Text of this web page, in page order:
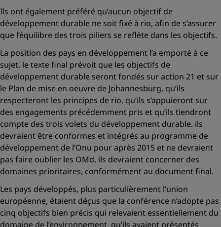
Ils ont également préféré qu’aucun objectif de
développement durable ne soit fixé à rio, afin de s’assurer
que l’équilibre des trois piliers se reflète dans les objectifs.
La position des pays en développement l’a emporté à ce
sujet. le texte final prévoit que les objectifs de
développement durable seront fondés sur action 21 et sur
le Plan de mise en oeuvre de Johannesburg, qu’ils
respecteront les principes de rio, qu’ils s’appuieront sur
des engagements précédemment pris et qu’ils tiendront
compte des trois volets du développement durable. ils
devraient être conformes et intégrés au programme de
développement de l’Onu pour après 2015 et ne devraient
pas faire oublier les OMd. ils devraient concerner des
domaines prioritaires, conformément au document final.
Les pays développés, plus particulièrement l’union
européenne, étaient déçus que la conférence n’adopte pas
cinq objectifs bien précis qui relevaient essentiellement du
domaine de l’environnement, qu’ils avaient présentés